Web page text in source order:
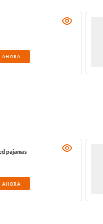
AHORA
pajamas
AHORA